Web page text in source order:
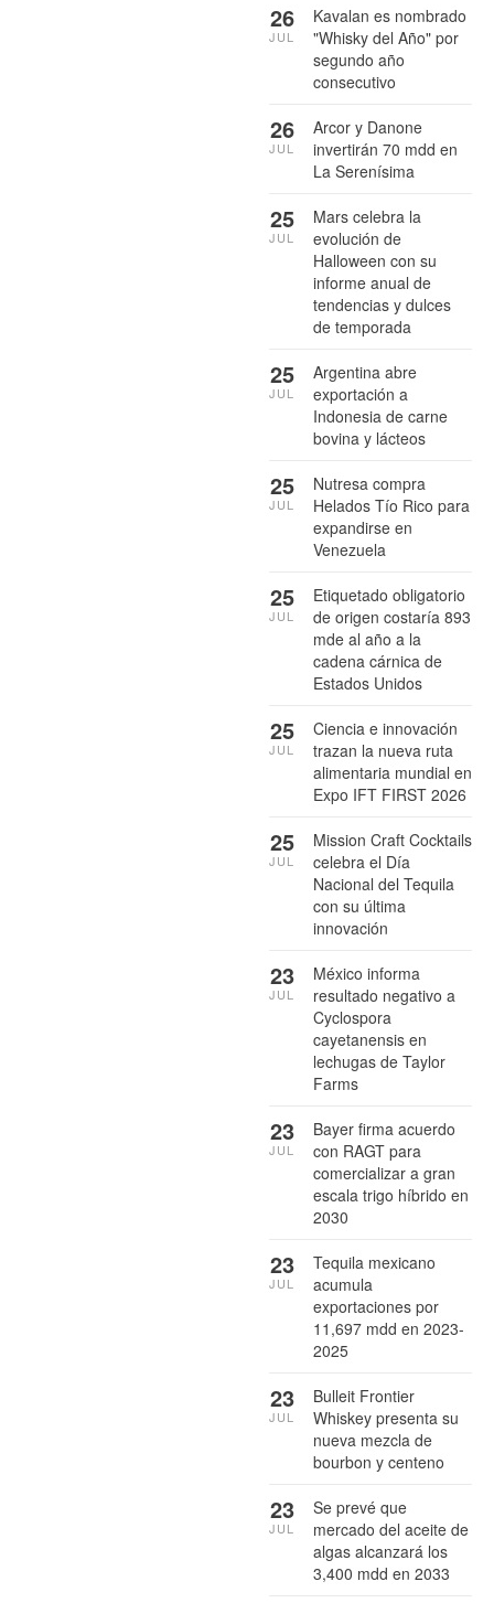
Kavalan es nombrado
"Whisky del Año" por
segundo año
consecutivo
26
JUL
Arcor y Danone
invertirán 70 mdd en
La Serenísima
26
JUL
Mars celebra la
evolución de
Halloween con su
informe anual de
tendencias y dulces
de temporada
25
JUL
Argentina abre
exportación a
Indonesia de carne
bovina y lácteos
25
JUL
Nutresa compra
Helados Tío Rico para
expandirse en
Venezuela
25
JUL
Etiquetado obligatorio
de origen costaría 893
mde al año a la
cadena cárnica de
Estados Unidos
25
JUL
Ciencia e innovación
trazan la nueva ruta
alimentaria mundial en
Expo IFT FIRST 2026
25
JUL
Mission Craft Cocktails
celebra el Día
Nacional del Tequila
con su última
innovación
25
JUL
México informa
resultado negativo a
Cyclospora
cayetanensis en
lechugas de Taylor
Farms
23
JUL
Bayer firma acuerdo
con RAGT para
comercializar a gran
escala trigo híbrido en
2030
23
JUL
Tequila mexicano
acumula
exportaciones por
11,697 mdd en 2023-
2025
23
JUL
Bulleit Frontier
Whiskey presenta su
nueva mezcla de
bourbon y centeno
23
JUL
Se prevé que
mercado del aceite de
algas alcanzará los
3,400 mdd en 2033
23
JUL